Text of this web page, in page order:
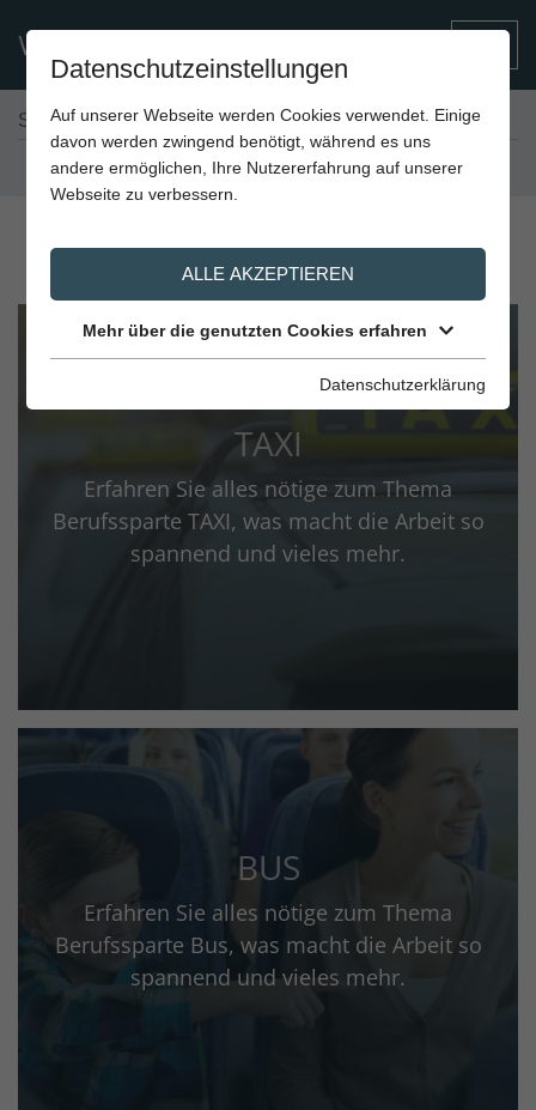
Sie sind hier: Verkehrsberufe.at Berufssparten
Unternehmer Login
Die Verkehrsberufe im Überblick
TAXI
Erfahren Sie alles nötige zum Thema
Berufssparte TAXI, was macht die Arbeit so
spannend und vieles mehr.
BUS
Erfahren Sie alles nötige zum Thema
Berufssparte Bus, was macht die Arbeit so
spannend und vieles mehr.
Datenschutzeinstellungen
Auf unserer Webseite werden Cookies verwendet. Einige
davon werden zwingend benötigt, während es uns
andere ermöglichen, Ihre Nutzererfahrung auf unserer
Webseite zu verbessern.
ALLE AKZEPTIEREN
Mehr über die genutzten Cookies erfahren
Datenschutzerklärung